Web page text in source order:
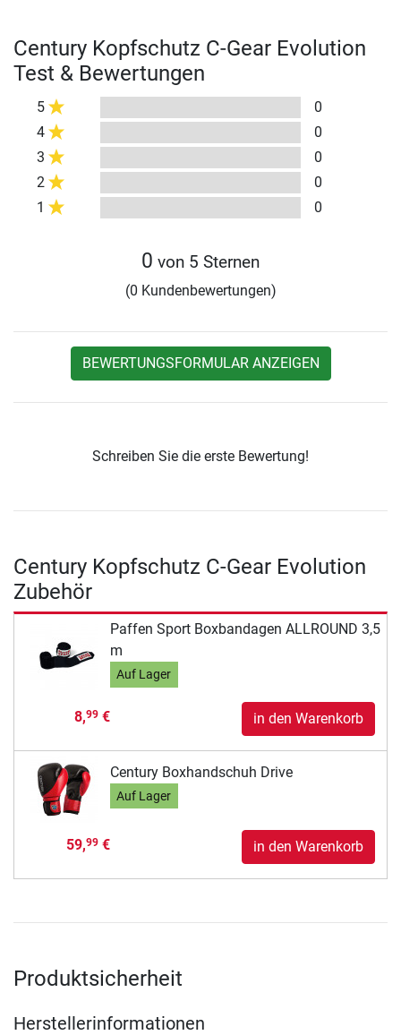
Century Kopfschutz C-Gear Evolution
Test & Bewertungen
5
0
4
0
3
0
2
0
1
0
0 von 5 Sternen
(0 Kundenbewertungen)
BEWERTUNGSFORMULAR ANZEIGEN
Schreiben Sie die erste Bewertung!
Century Kopfschutz C-Gear Evolution
Zubehör
Paffen Sport Boxbandagen ALLROUND 3,5
m
Auf Lager
8,99€ in den Warenkorb
Century Boxhandschuh Drive
Auf Lager
59,99€ in den Warenkorb
Produktsicherheit
Herstellerinformationen